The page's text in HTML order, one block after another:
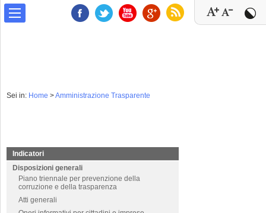
Sei in: Home >Amministrazione Trasparente
Indicatori
Disposizioni generali
Piano triennale per prevenzione della
corruzione e della trasparenza
Atti generali